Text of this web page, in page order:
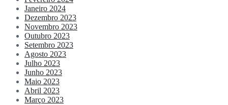
Janeiro 2024
Dezembro 2023
Novembro 2023
Outubro 2023
Setembro 2023
Agosto 2023
Julho 2023
Junho 2023
Maio 2023
Abril 2023
Março 2023